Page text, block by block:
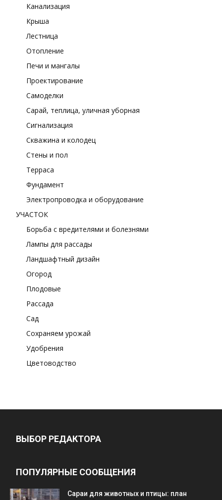
Канализация
Крыша
Лестница
Отопление
Печи и мангалы
Проектирование
Самоделки
Сарай, теплица, уличная уборная
Сигнализация
Скважина и колодец
Стены и пол
Терраса
Фундамент
Электропроводка и оборудование
УЧАСТОК
Борьба с вредителями и болезнями
Лампы для рассады
Ландшафтный дизайн
Огород
Плодовые
Рассада
Сад
Сохраняем урожай
Удобрения
Цветоводство
ВЫБОР РЕДАКТОРА
ПОПУЛЯРНЫЕ СООБЩЕНИЯ
Cараи для животных и птицы: план